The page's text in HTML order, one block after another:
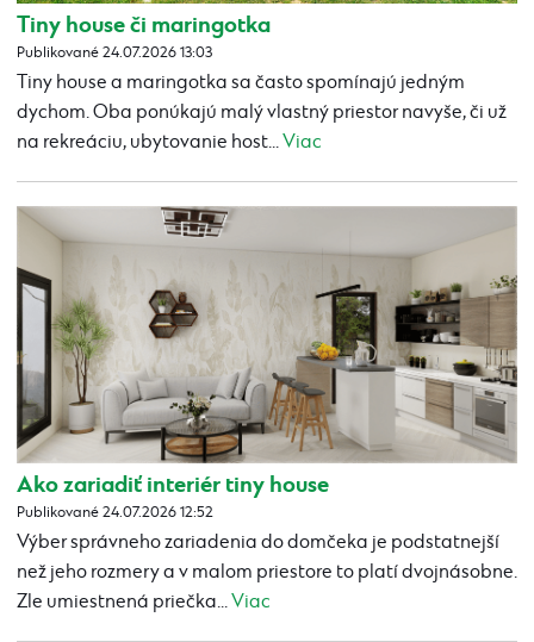
Tiny house či maringotka
Publikované 24.07.2026 13:03
Tiny house a maringotka sa často spomínajú jedným
dychom. Oba ponúkajú malý vlastný priestor navyše, či už
na rekreáciu, ubytovanie host...Viac
Ako zariadiť interiér tiny house
Publikované 24.07.2026 12:52
Výber správneho zariadenia do domčeka je podstatnejší
než jeho rozmery a v malom priestore to platí dvojnásobne.
Zle umiestnená priečka...Viac